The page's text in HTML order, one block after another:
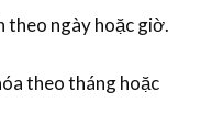
theo ngày hoặc giờ.
theo tháng hoặc